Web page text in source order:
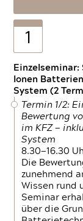
1
Ionen
System (2
Termin 1/2:
Bewertung
im KFZ —
System
8.30—16.30
Die
zunehmend
Wissen rund
Seminar
über die